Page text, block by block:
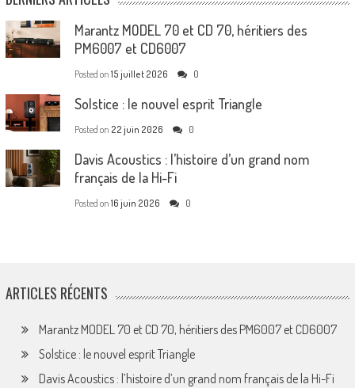
Marantz MODEL 70 et CD 70, héritiers des
PM6007 et CD6007
Posted on 15 juillet 2026 0
Solstice : le nouvel esprit Triangle
Posted on 22 juin 2026 0
Davis Acoustics : l’histoire d’un grand nom
français de la Hi-Fi
Posted on 16 juin 2026 0
ARTICLES RÉCENTS
Marantz MODEL 70 et CD 70, héritiers des PM6007 et CD6007
Solstice : le nouvel esprit Triangle
Davis Acoustics : l’histoire d’un grand nom français de la Hi-Fi